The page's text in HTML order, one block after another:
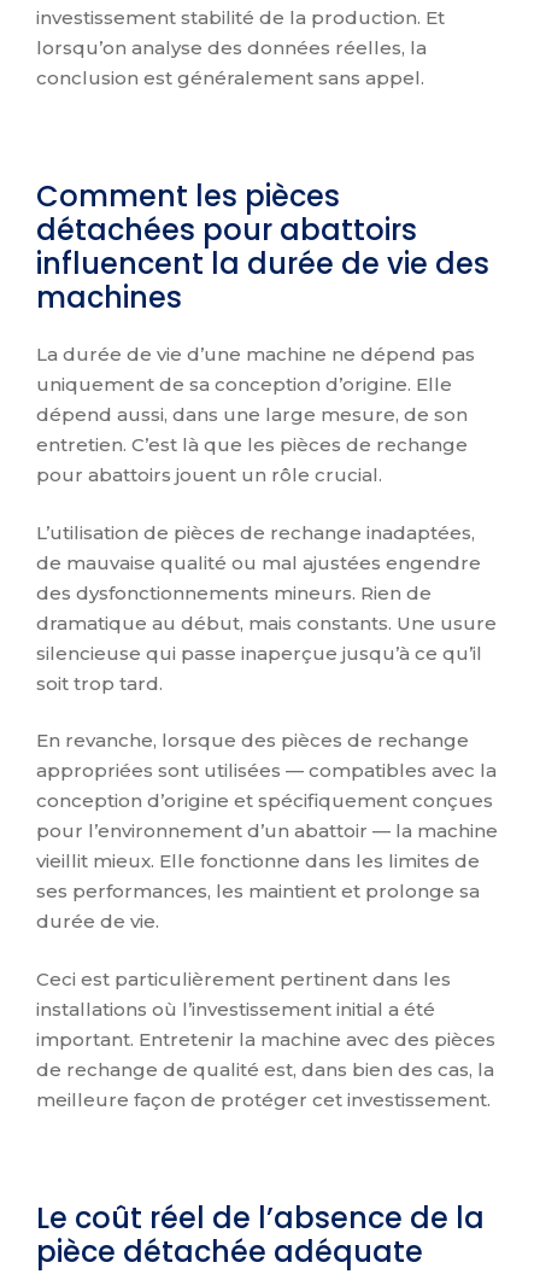
investissement stabilité de la production. Et
lorsqu’on analyse des données réelles, la
conclusion est généralement sans appel.
Comment les pièces
détachées pour abattoirs
influencent la durée de vie des
machines
La durée de vie d’une machine ne dépend pas
uniquement de sa conception d’origine. Elle
dépend aussi, dans une large mesure, de son
entretien. C’est là que les pièces de rechange
pour abattoirs jouent un rôle crucial.
L’utilisation de pièces de rechange inadaptées,
de mauvaise qualité ou mal ajustées engendre
des dysfonctionnements mineurs. Rien de
dramatique au début, mais constants. Une usure
silencieuse qui passe inaperçue jusqu’à ce qu’il
soit trop tard.
En revanche, lorsque des pièces de rechange
appropriées sont utilisées — compatibles avec la
conception d’origine et spécifiquement conçues
pour l’environnement d’un abattoir — la machine
vieillit mieux. Elle fonctionne dans les limites de
ses performances, les maintient et prolonge sa
durée de vie.
Ceci est particulièrement pertinent dans les
installations où l’investissement initial a été
important. Entretenir la machine avec des pièces
de rechange de qualité est, dans bien des cas, la
meilleure façon de protéger cet investissement.
Le coût réel de l’absence de la
pièce détachée adéquate